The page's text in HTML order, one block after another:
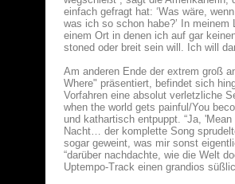
einfach gefragt hat: ‘Was wäre,
was ich so schon habe?’ In
einem Ort in denen ich auf gar
stoned oder breit sein will. Ich will
Am anderen Ende der extrem groß
Where" präsentiert, befindet sich
Vorfahren eine absolut verletzliche
when the world gets painful/You
und kathartisch entpuppt. “Ja,
Nacht… der komplette Song
sogar geweint, was mir sonst
“darüber nachdachte, wie die Welt
Uptempo-Track einen grandios